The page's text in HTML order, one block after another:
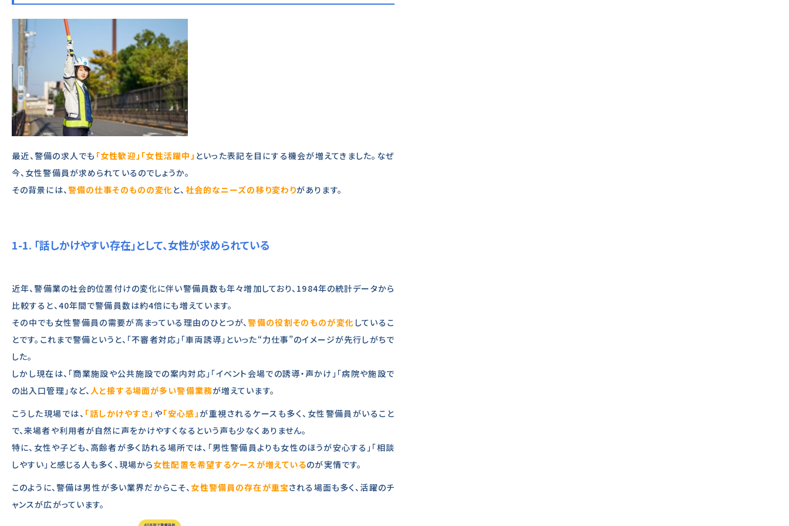
最近、警備の求人でも 「女性歓迎」「女性活躍中」 といった表記を目にする機会が増えてきました。なぜ
今、女性警備員が求められているのでしょうか。
その背景には、 警備の仕事そのものの変化と、 社会的なニーズの移り変わりがあります。
1-1. 「話しかけやすい存在」として、女性が求められている
近年、警備業の社会的位置付けの変化に伴い警備員数も年々増加しており、1984年の統計データから
比較すると、40年間で警備員数は約4倍にも増えています。
その中でも女性警備員の需要が高まっている理由のひとつが、警備の役割そのものが変化 しているこ
とです。これまで警備というと、「不審者対応」「車両誘導」といった“力仕事”のイメージが先行しがちで
した。
しかし現在は、「商業施設や公共施設での案内対応」「イベント会場での誘導・声かけ」「病院や施設で
の出入口管理」など、 人と接する場面が多い警備業務が増えています。
こうした現場では、 「話しかけやすさ」 や「安心感」が重視されるケースも多く、女性警備員がいること
で、来場者や利用者が自然に声をかけやすくなるという声も少なくありません。
特に、女性や子ども、高齢者が多く訪れる場所では、「男性警備員よりも女性のほうが安心する」「相談
しやすい」と感じる人も多く、現場から女性配置を希望するケースが増えているのが実情です。
このように、警備は男性が多い業界だからこそ、 女性警備員の存在が重宝される場面も多く、活躍のチ
ャンスが広がっています。